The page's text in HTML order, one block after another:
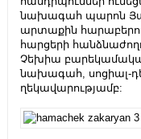
նախագահ պարոն
արտաքին
հարցերի
Չեխիա
նախագահ, սոցիալ-
ղեկավարությամբ: